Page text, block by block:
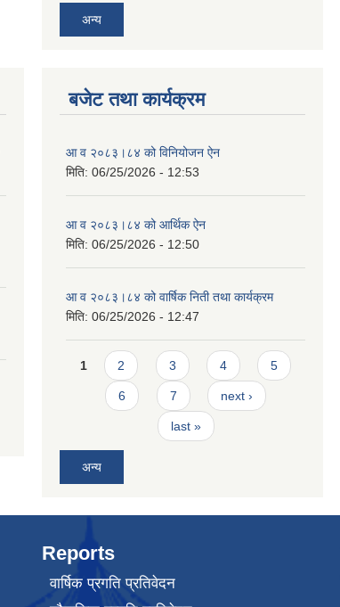
अन्य
बजेट तथा कार्यक्रम
आ व २०८३।८४ को विनियोजन ऐन
मिति: 06/25/2026 - 12:53
आ व २०८३।८४ को आर्थिक ऐन
मिति: 06/25/2026 - 12:50
आ व २०८३।८४ को वार्षिक निती तथा कार्यक्रम
मिति: 06/25/2026 - 12:47
Pages
1 2 3 4 5
6 7 next ›
last »
अन्य
Reports
वार्षिक प्रगति प्रतिवेदन